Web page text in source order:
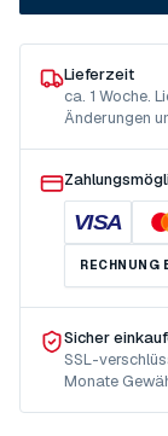
Lieferzeit
ca. 1 Woche.
Änderungen
VISA
RECHNUNG
Sicher
SSL-
Monate